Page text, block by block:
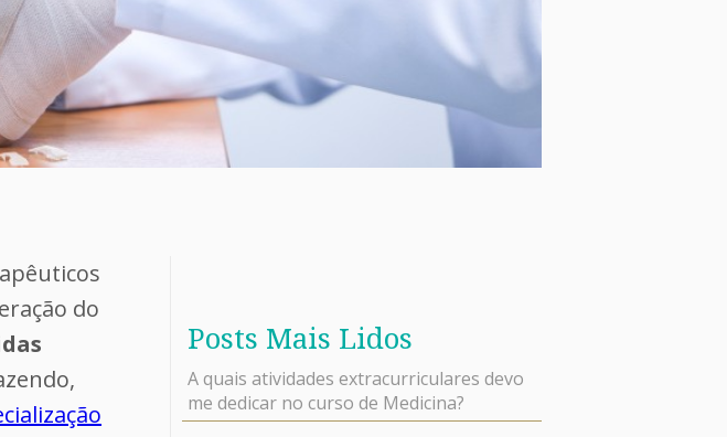
do
Posts Mais Lidos
A quais atividades extracurriculares devo
me dedicar no curso de Medicina?